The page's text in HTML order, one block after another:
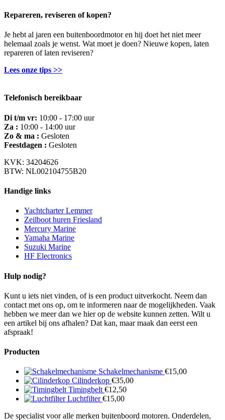
Repareren, reviseren of kopen?
Je hebt al jaren een buitenboordmotor en hij doet het niet meer
helemaal zoals je wenst. Wat moet je doen? Nieuwe kopen, laten
repareren of laten reviseren?
Lees onze tips >>
Telefonisch bereikbaar
Di t/m vr: 10:00 - 17:00 uur
Za : 10:00 - 14:00 uur
Zo & ma : Gesloten
Feestdagen : Gesloten
KVK: 34204626
BTW: NL002104755B20
Handige links
Yachtcharter Lemmer
Zeilboot huren Friesland
Mercury Marine
Yamaha Marine
Suzuki Marine
HF Electronics
Hulp nodig?
Kunt u iets niet vinden, of is een product uitverkocht. Neem dan
contact met ons op, om te informeren naar de mogelijkheden. Vaak
hebben we meer dan we hier op de website kunnen zetten. Wilt u
een artikel bij ons afhalen? Dat kan, maar maak dan eerst een
afspraak!
Producten
Schakelmechanisme €15,00
Cilinderkop €35,00
Timingbelt €12,50
Luchtfilter €15,00
De specialist voor alle merken buitenboord motoren. Onderdelen,